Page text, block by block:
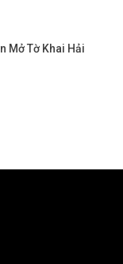
Mở Tờ Khai Hải